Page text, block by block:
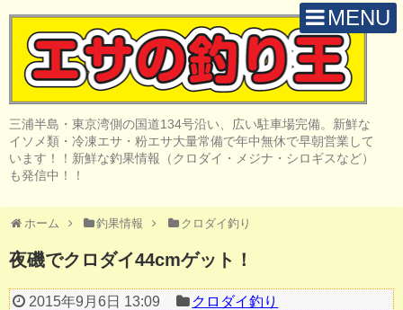
MENU
三浦半島・東京湾側の国道134号沿い、広い駐車場完備。新鮮な
イソメ類・冷凍エサ・粉エサ大量常備で年中無休で早朝営業して
います！！新鮮な釣果情報（クロダイ・メジナ・シロギスなど）
も発信中！！
ホーム 釣果情報 クロダイ釣り
夜磯でクロダイ44cmゲット！
2015年9月6日 13:09 クロダイ釣り
H O M E
取 扱 商 品
釣 果 情 報